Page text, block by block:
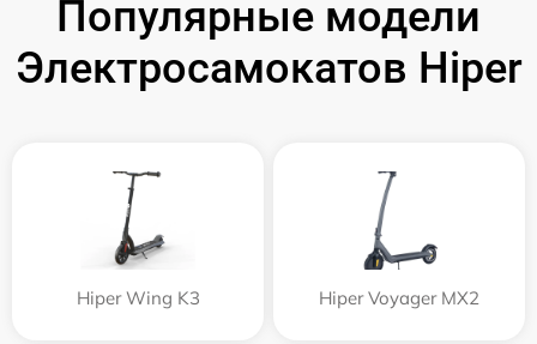
Популярные модели
Электросамокатов Hiper
Hiper Wing K3 Hiper Voyager MX2